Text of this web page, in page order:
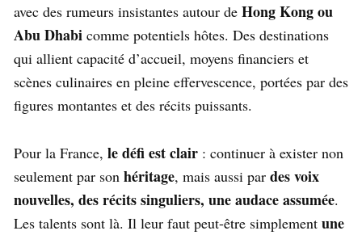
avec des rumeurs insistantes autour de Hong Kong ou
Abu Dhabi comme potentiels hôtes. Des destinations
qui allient capacité d’accueil, moyens financiers et
scènes culinaires en pleine effervescence, portées par des
figures montantes et des récits puissants.
Pour la France, le défi est clair : continuer à exister non
seulement par son héritage, mais aussi par des voix
nouvelles, des récits singuliers, une audace assumée.
Les talents sont là. Il leur faut peut-être simplement une